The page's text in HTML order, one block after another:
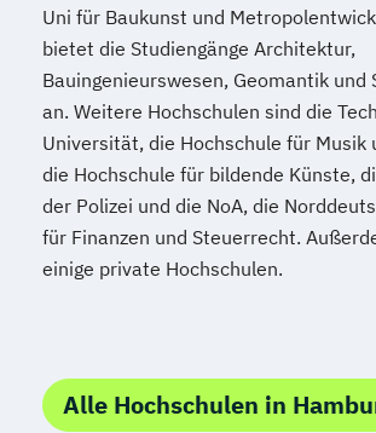
Uni für Baukunst und
bietet die Studiengänge Architektur,
Bauingenieurswesen, Geomantik und
an. Weitere Hochschulen sind die
Universität, die Hochschule für Musik
die Hochschule für bildende Künste,
der Polizei und die NoA, die
für Finanzen und Steuerrecht.
einige private Hochschulen.
Alle Hochschulen in